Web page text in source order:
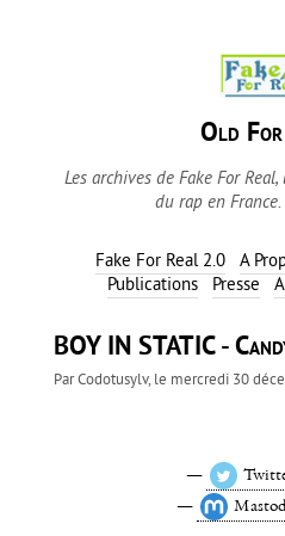
Old
Les archives de Fake For
du rap en
Fake For Real 2.0 A
Publications
Presse
BOY IN STATIC -
ParCodotusylv, le mercredi 30